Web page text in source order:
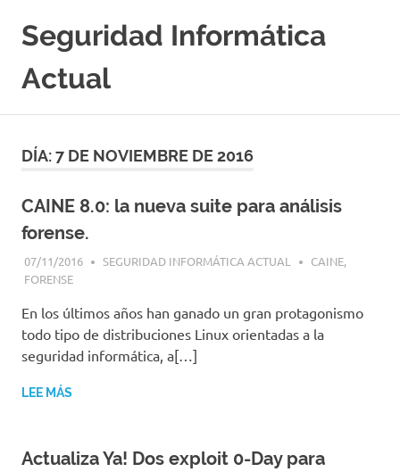
contenido
Seguridad Informática
Actual
en
Seguridad
y
Etico
Ciberseguridad
Noticias
|
Cursos
Libros
Enlaces
DÍA:7 DE NOVIEMBRE DE 2016
CAINE 8.0: la nueva suite para análisis
forense.
07/11/2016 SEGURIDAD INFORMÁTICA ACTUAL CAINE,
FORENSE
En los últimos años han ganado un gran protagonismo
todo tipo de distribuciones Linux orientadas a la
seguridad informática, a[…]
LEE MÁS
Actualiza Ya! Dos exploit 0-Day para